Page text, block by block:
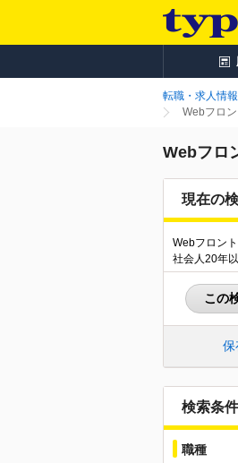
転職・求人情
Webフロ
Webフロ
現在の
Webフロン
社会人20年
この
保
検索条
職種